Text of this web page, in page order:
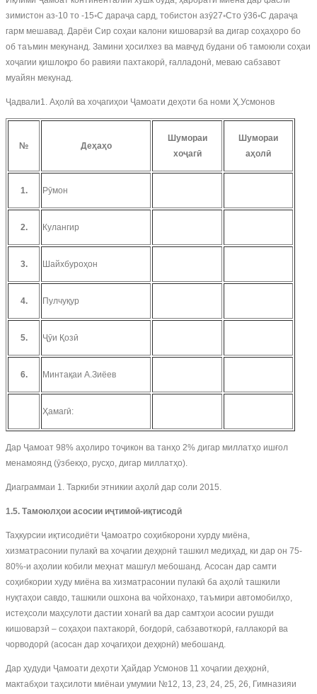
зимистон аз-10 то -15◦C дараҷа сард, тобистон азӯ27◦Cто ӯ36◦C дараҷа
гарм мешавад. Дарёи Сир соҳаи калони кишоварзӣ ва дигар соҳаҳоро бо
об таъмин мекунанд. Замини ҳосилхез ва мавҷуд будани об тамоюли соҳаи
хоҷагии қишлоқро бо равияи пахтакорӣ, ғалладонӣ, меваю сабзавот
муайян мекунад.
Ҷадвали1. Аҳолӣ ва хоҷагиҳои Ҷамоати деҳоти ба номи Ҳ.Усмонов
№ Деҳаҳо
Шумораи
хоҷагӣ
Шумораи
аҳолӣ
1. Рӯмон
2. Кулангир
3. Шайхбуроҳон
4. Пулчуқур
5. Ҷӯи Қозӣ
6. Минтақаи А.Зиёев
Ҳамагӣ:
Дар Ҷамоат 98% аҳолиро тоҷикон ва танҳо 2% дигар миллатҳо ишғол
менамоянд (ӯзбекҳо, русҳо, дигар миллатҳо).
Диаграммаи 1. Таркиби этникии аҳолӣ дар соли 2015.
1.5. Тамоюлҳои асосии иҷтимоӣ-иқтисодӣ
Таҳкурсии иқтисодиёти Ҷамоатро соҳибкорони хурду миёна,
хизматрасонии пулакӣ ва хоҷагии деҳқонӣ ташкил медиҳад, ки дар он 75-
80%-и аҳолии кобили меҳнат машғул мебошанд. Асосан дар самти
соҳибкории худу миёна ва хизматрасонии пулакӣ ба аҳолӣ ташкили
нуқтаҳои савдо, ташкили ошхона ва чойхонаҳо, таъмири автомобилҳо,
истеҳсоли маҳсулоти дастии хонагӣ ва дар самтҳои асосии рушди
кишоварзӣ – соҳаҳои пахтакорӣ, боғдорӣ, сабзавоткорӣ, ғаллакорӣ ва
чорводорӣ (асосан дар хоҷагиҳои деҳқонӣ) мебошанд.
Дар ҳудуди Ҷамоати деҳоти Ҳайдар Усмонов 11 хоҷагии деҳқонӣ,
мактабҳои таҳсилоти миёнаи умумии №12, 13, 23, 24, 25, 26, Гимназияи